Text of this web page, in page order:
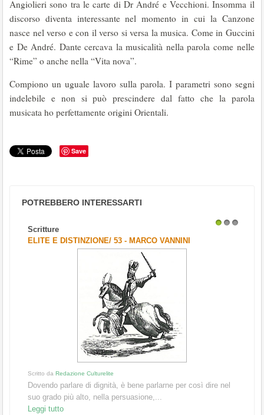
Angiolieri sono tra le carte di Dr André e Vecchioni. Insomma il
discorso diventa interessante nel momento in cui la Canzone
nasce nel verso e con il verso si versa la musica. Come in Guccini
e De André. Dante cercava la musicalità nella parola come nelle
“Rime” o anche nella “Vita nova”.
Compiono un uguale lavoro sulla parola. I parametri sono segni
indelebile e non si può prescindere dal fatto che la parola
musicata ho perfettamente origini Orientali.
Save
POTREBBERO INTERESSARTI
Scritture
ELITE E DISTINZIONE/ 53 - MARCO VANNINI
Scritto da Redazione Culturelite
Dovendo parlare di dignità, è bene parlarne per così dire nel
suo grado più alto, nella persuasione,...
Leggi tutto